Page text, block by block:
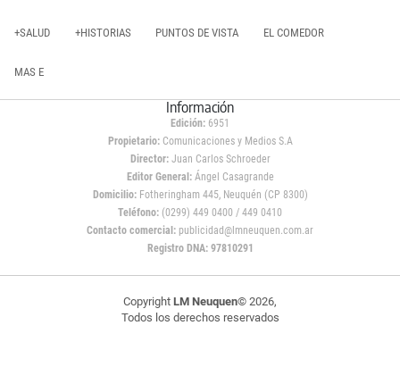
+SALUD +HISTORIAS PUNTOS DE VISTA EL COMEDOR
MAS E
Información
Edición: 6951
Propietario:Comunicaciones y Medios S.A
Director: Juan Carlos Schroeder
Editor General:Ángel Casagrande
Domicilio:Fotheringham 445, Neuquén (CP 8300)
Teléfono: (0299) 449 0400 / 449 0410
Contacto comercial: publicidad@lmneuquen.com.ar
Registro DNA: 97810291
Copyright LM Neuquen© 2026,
Todos los derechos reservados